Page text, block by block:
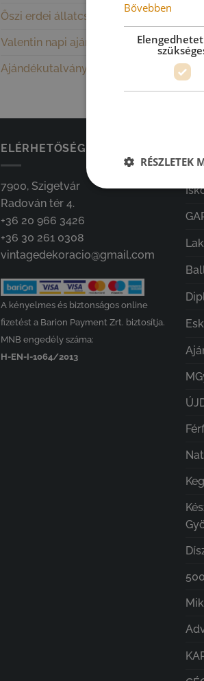
Őszi erdei állatcsaládok
Valentin napi ajándékok
Ajándékutalványok
ELÉRHETŐSÉGEINK
7900, Szigetvár
Radován tér 4.
+36 20 966 3426
+36 30 261 0308
vintagedekoracio@gmail.com
A kényelmes és biztonságos online
fizetést a Barion Payment Zrt. biztosítja.
MNB engedély száma:
H-EN-I-1064/2013
Bővebben
RÉSZLETEK